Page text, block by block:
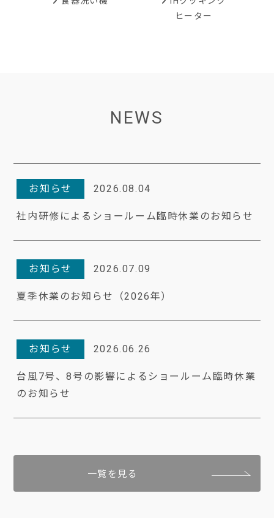
ヒーター
NEWS
お知らせ 2026.08.04
社内研修によるショールーム臨時休業のお知らせ
お知らせ 2026.07.09
夏季休業のお知らせ（2026年）
お知らせ 2026.06.26
台風7号、8号の影響によるショールーム臨時休業
のお知らせ
一覧を見る